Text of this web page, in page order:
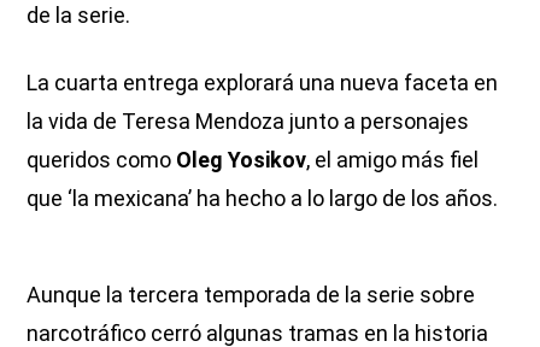
de la serie.
La cuarta entrega explorará una nueva faceta en
la vida de Teresa Mendoza junto a personajes
queridos como Oleg Yosikov, el amigo más fiel
que ‘la mexicana’ ha hecho a lo largo de los años.
Aunque la tercera temporada de la serie sobre
narcotráfico cerró algunas tramas en la historia